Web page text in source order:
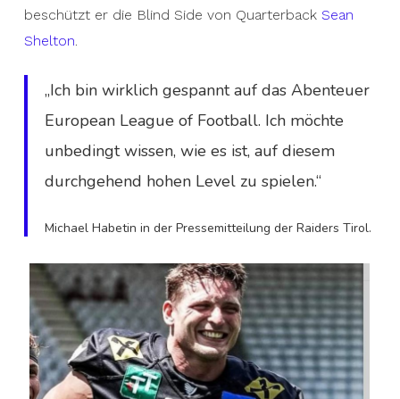
beschützt er die Blind Side von Quarterback Sean
Shelton.
„Ich bin wirklich gespannt auf das Abenteuer
European League of Football. Ich möchte
unbedingt wissen, wie es ist, auf diesem
durchgehend hohen Level zu spielen.“
Michael Habetin in der Pressemitteilung der Raiders Tirol.